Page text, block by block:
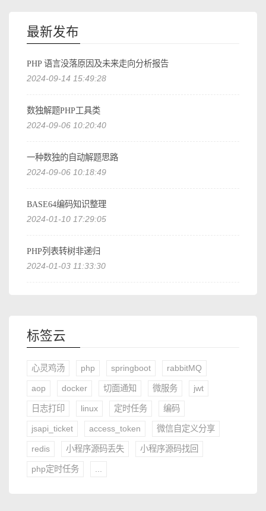
最新发布
PHP 语言没落原因及未来走向分析报告
2024-09-14 15:49:28
数独解题PHP工具类
2024-09-06 10:20:40
一种数独的自动解题思路
2024-09-06 10:18:49
BASE64编码知识整理
2024-01-10 17:29:05
PHP列表转树非递归
2024-01-03 11:33:30
标签云
心灵鸡汤 php springboot rabbitMQ
aop docker 切面通知 微服务 jwt
日志打印 linux 定时任务 编码
jsapi_ticket access_token 微信自定义分享
redis 小程序源码丢失 小程序源码找回
php定时任务